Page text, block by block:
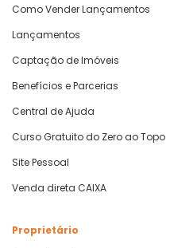
Como Vender Lançamentos
Lançamentos
Captação de Imóveis
Benefícios e Parcerias
Central de Ajuda
Curso Gratuito do Zero ao Topo
Site Pessoal
Venda direta CAIXA
Proprietário